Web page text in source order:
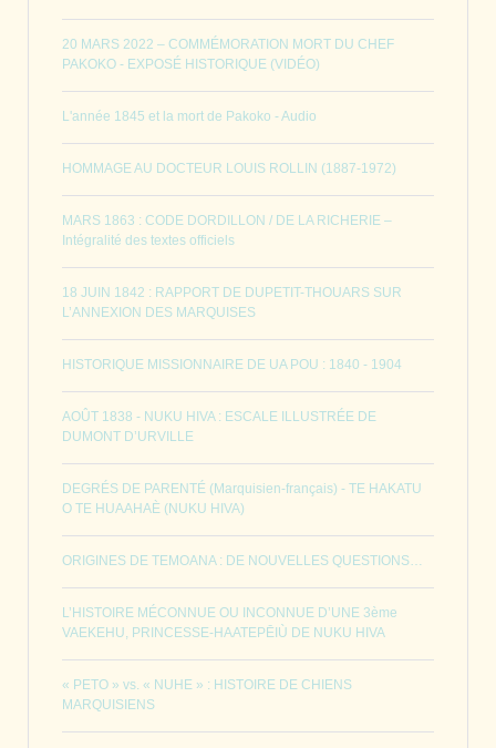
20 MARS 2022 – COMMÉMORATION MORT DU CHEF
PAKOKO - EXPOSÉ HISTORIQUE (VIDÉO)
L'année 1845 et la mort de Pakoko - Audio
HOMMAGE AU DOCTEUR LOUIS ROLLIN (1887-1972)
MARS 1863 : CODE DORDILLON / DE LA RICHERIE –
Intégralité des textes officiels
18 JUIN 1842 : RAPPORT DE DUPETIT-THOUARS SUR
L’ANNEXION DES MARQUISES
HISTORIQUE MISSIONNAIRE DE UA POU : 1840 - 1904
AOÛT 1838 - NUKU HIVA : ESCALE ILLUSTRÉE DE
DUMONT D’URVILLE
DEGRÉS DE PARENTÉ (Marquisien-français) - TE HAKATU
O TE HUAAHAÈ (NUKU HIVA)
ORIGINES DE TEMOANA : DE NOUVELLES QUESTIONS…
L’HISTOIRE MÉCONNUE OU INCONNUE D’UNE 3ème
VAEKEHU, PRINCESSE-HAATEPĒIÙ DE NUKU HIVA
« PETO » vs. « NUHE » : HISTOIRE DE CHIENS
MARQUISIENS